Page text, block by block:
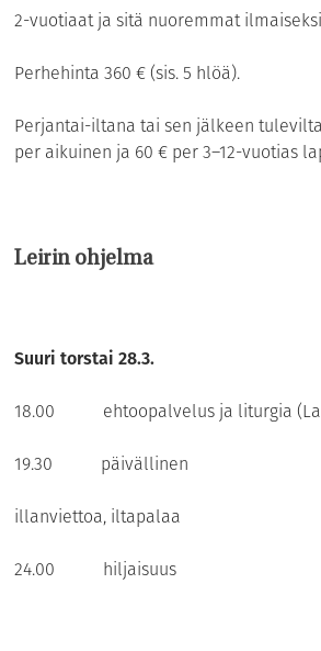
2-vuotiaat ja sitä nuoremmat
Perhehinta 360 € (sis. 5 hlöä).
Perjantai-iltana tai sen jälkeen
per aikuinen ja 60 € per 3–12-vuotias
Leirin ohjelma
Suuri torstai 28.3.
18.00 ehtoopalvelus ja liturgia
19.30 päivällinen
illanviettoa, iltapalaa
24.00 hiljaisuus